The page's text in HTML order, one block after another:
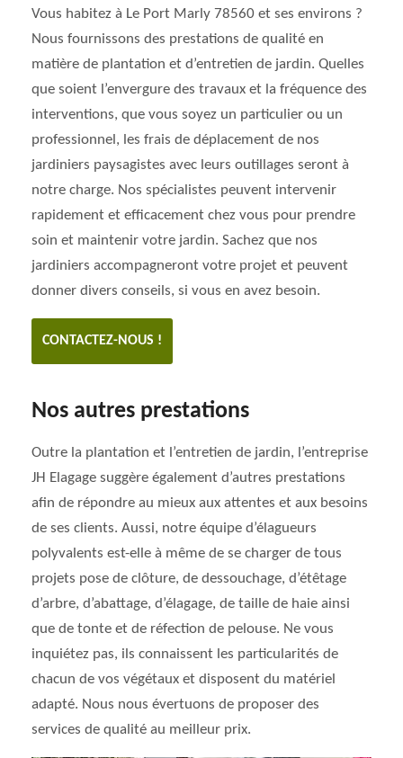
Vous habitez à Le Port Marly 78560 et ses environs ?
Nous fournissons des prestations de qualité en
matière de plantation et d’entretien de jardin. Quelles
que soient l’envergure des travaux et la fréquence des
interventions, que vous soyez un particulier ou un
professionnel, les frais de déplacement de nos
jardiniers paysagistes avec leurs outillages seront à
notre charge. Nos spécialistes peuvent intervenir
rapidement et efficacement chez vous pour prendre
soin et maintenir votre jardin. Sachez que nos
jardiniers accompagneront votre projet et peuvent
donner divers conseils, si vous en avez besoin.
CONTACTEZ-NOUS !
Nos autres prestations
Outre la plantation et l’entretien de jardin, l’entreprise
JH Elagage suggère également d’autres prestations
afin de répondre au mieux aux attentes et aux besoins
de ses clients. Aussi, notre équipe d’élagueurs
polyvalents est-elle à même de se charger de tous
projets pose de clôture, de dessouchage, d’étêtage
d’arbre, d’abattage, d’élagage, de taille de haie ainsi
que de tonte et de réfection de pelouse. Ne vous
inquiétez pas, ils connaissent les particularités de
chacun de vos végétaux et disposent du matériel
adapté. Nous nous évertuons de proposer des
services de qualité au meilleur prix.